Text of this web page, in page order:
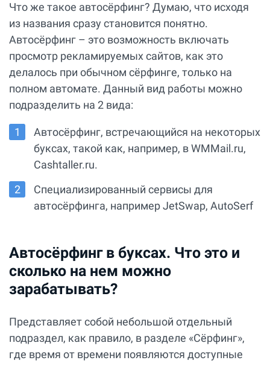
Что же такое автосёрфинг? Думаю, что исходя
из названия сразу становится понятно.
Автосёрфинг – это возможность включать
просмотр рекламируемых сайтов, как это
делалось при обычном сёрфинге, только на
полном автомате. Данный вид работы можно
подразделить на 2 вида:
Автосёрфинг, встречающийся на некоторых
буксах, такой как, например, в WMMail.ru,
Сashtaller.ru.
Специализированный сервисы для
автосёрфинга, например JetSwap, AutoSerf
Автосёрфинг в буксах. Что это и
сколько на нем можно
зарабатывать?
Представляет собой небольшой отдельный
подраздел, как правило, в разделе «Сёрфинг»,
где время от времени появляются доступные